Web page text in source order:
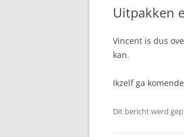
Uitpakken
Vincent is dus
kan.
Ikzelf ga
Dit bericht werd